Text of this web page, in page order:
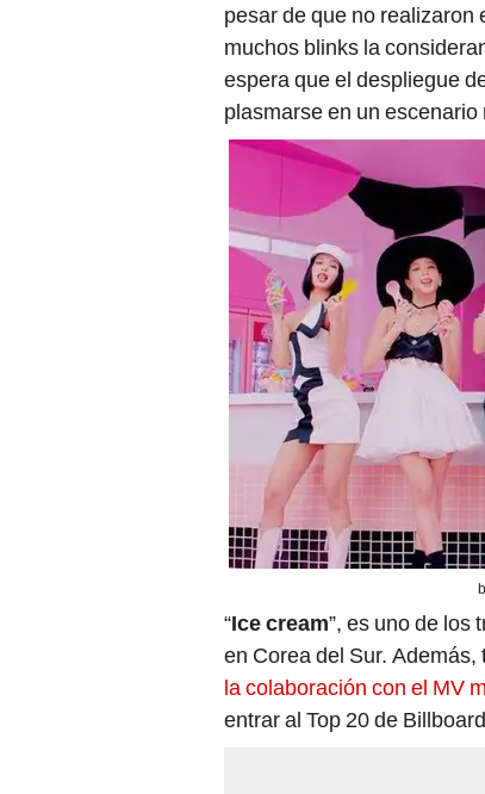
pesar de que no realizaron
muchos blinks la
espera que el despliegue
plasmarse en un escenario
“Ice cream”, es uno de los
en Corea del Sur.
la colaboración con el MV
entrar al Top 20 de